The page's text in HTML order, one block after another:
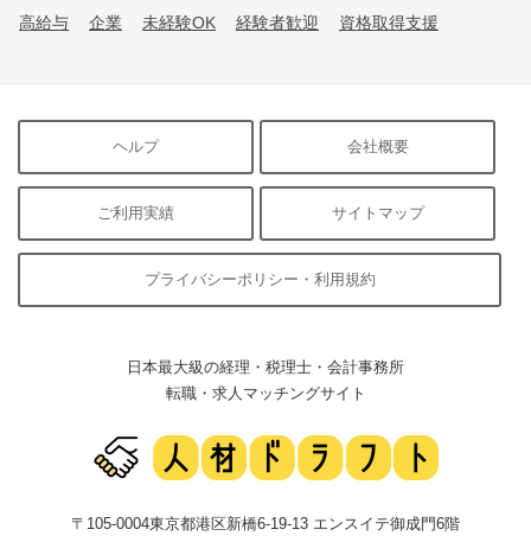
高給与 企業 未経験OK 経験者歓迎 資格取得支援
ヘルプ 会社概要
ご利用実績 サイトマップ
プライバシーポリシー・利用規約
日本最大級の経理・税理士・会計事務所
転職・求人マッチングサイト
〒105-0004東京都港区新橋6-19-13 エンスイテ御成門6階